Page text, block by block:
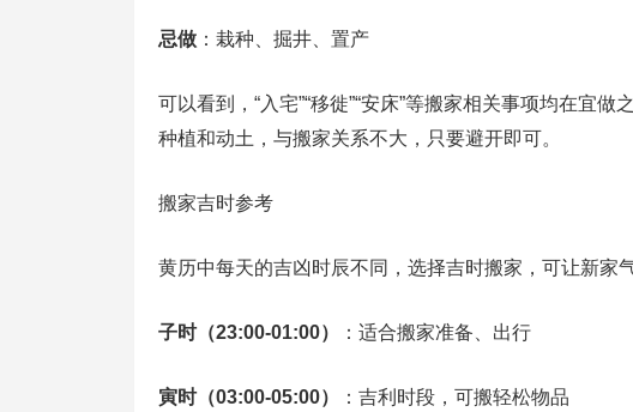
忌做 ：栽种、掘井、置产
可以看到，“入宅”“移徙”“安床”等搬家相关事项均在宜
种植和动土，与搬家关系不大，只要避开即可。
搬家吉时参考
黄历中每天的吉凶时辰不同，选择吉时搬家，可让新家
子时（23:00‑01:00） ：适合搬家准备、出行
寅时（03:00‑05:00） ：吉利时段，可搬轻松物品